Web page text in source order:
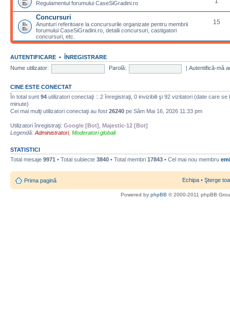
Regulamentul forumului CaseSiGradini.ro
Concursuri
Anunturi referitoare la concursurile organizate pentru membrii
forumului CaseSiGradini.ro, detalii concursuri, castigatori
concursuri, etc.
15
AUTENTIFICARE • ÎNREGISTRARE
Nume utilizator:
Parolă: Autentifică-mă
CINE ESTE CONECTAT
În total sunt 94 utilizatori conectaţi :: 2 înregistraţi, 0 invizibili şi 92 vizitatori (date care
minute)
Cei mai mulţi utilizatori conectaţi au fost 26240 pe Sâm Mai 16, 2026 11:33 pm
Utilizatori înregistraţi: Google [Bot] Majestic-12 [Bot]
Legendă: Administratori, Moderatori globali
STATISTICI
Total mesaje 9971 • Total subiecte 3840 • Total membri 17843 • Cel mai nou membru
Prima pagină Echipa • Şterge
Powered by phpBB © 2000-2011 phpBB